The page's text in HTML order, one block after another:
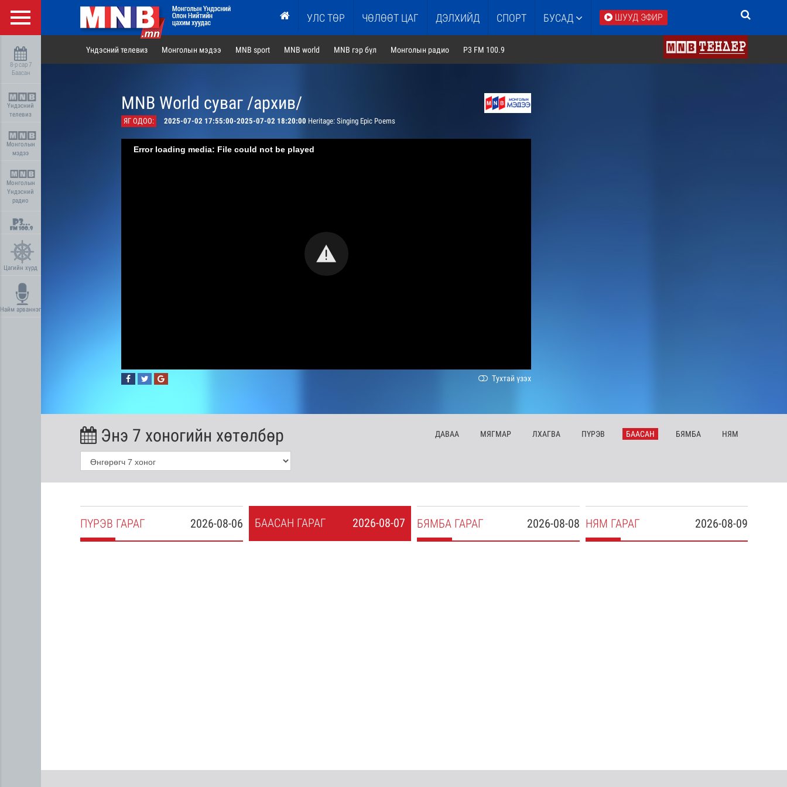
УЛС ТӨР ЧӨЛӨӨТ ЦАГ ДЭЛХИЙД СПОРТ БУСАД ШУУД ЭФИР
8-р сар 7
Баасан
Үндэсний
телевиз
Монголын
мэдээ
Монголын
Үндэсний
радио
Цагийн хүрд
Найм арваннэг
Үндэсний телевиз Монголын мэдээ MNB sport MNB world MNB гэр бүл Монголын радио P3 FM 100.9
MNB World суваг /архив/
ЯГ ОДОО: 2025-07-02 17:55:00-2025-07-02 18:20:00 Heritage: Singing Epic Poems
Error loading media: File could not be played
Тухтай үзэх
Энэ 7 хоногийн хөтөлбөр ДАВАА МЯГМАР ЛХАГВА ПҮРЭВ БААСАН БЯМБА НЯМ
2026-08-06
ПҮРЭВ ГАРАГ 2026-08-07
БААСАН ГАРАГ 2026-08-08
БЯМБА ГАРАГ 2026-08-09
НЯМ ГАРАГ